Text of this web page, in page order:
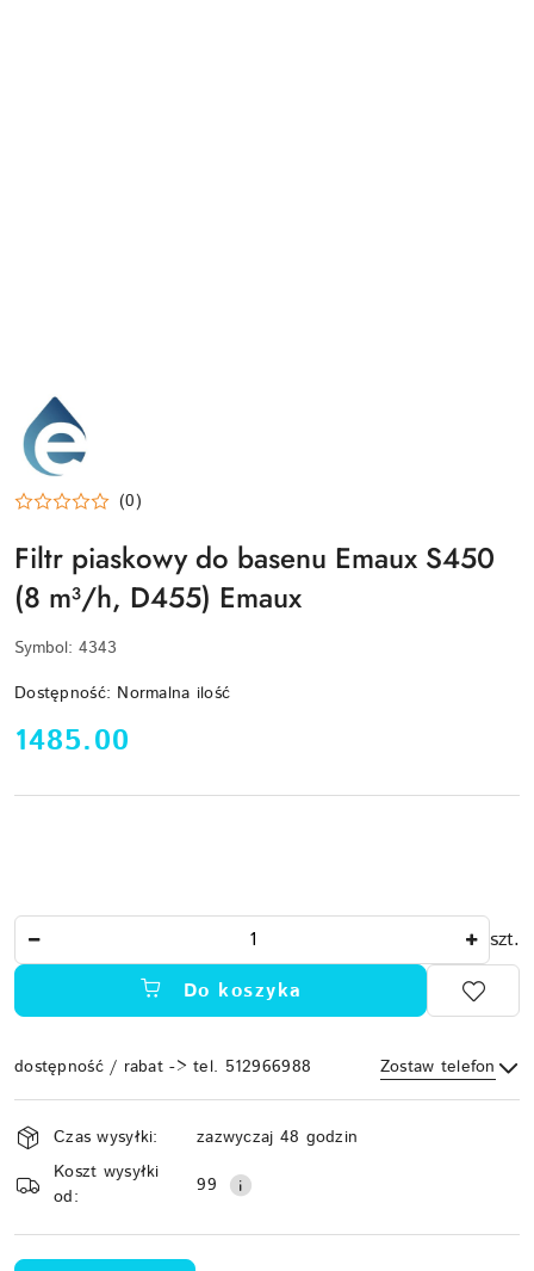
EMAUX-
LOGO
(0)
Filtr piaskowy do basenu Emaux S450
(8 m³/h, D455) Emaux
Symbol: 4343
Dostępność: Normalna ilość
cena:
1485.00
szt.
Do koszyka
dostępność / rabat -> tel. 512966988 Zostaw telefon
Wyślij
Dostępność
i
dostawa
Czas wysyłki:
zazwyczaj 48 godzin
Koszt wysyłki
od:
99